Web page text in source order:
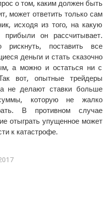
о том, каким должен быть
может ответить только сам
исходя из того, на какую
прибыли он рассчитывает.
рискнуть, поставить все
деньги и стать сказочно
а можно и остаться ни с
вот, опытные трейдеры
не делают ставки больше
которую не жалко
В противном случае
отыграть упущенное может
к катастрофе.